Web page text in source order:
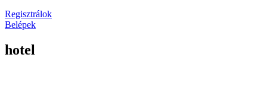
Regisztrálok
Belépek
hotel